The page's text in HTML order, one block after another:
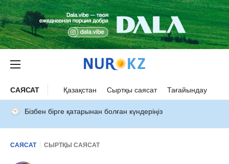
САЯСАТ Қазақстан Сыртқы саясат Тағайындау
Бізбен бірге қатарынан болған күндеріңіз
САЯСАТ СЫРТҚЫ САЯСАТ